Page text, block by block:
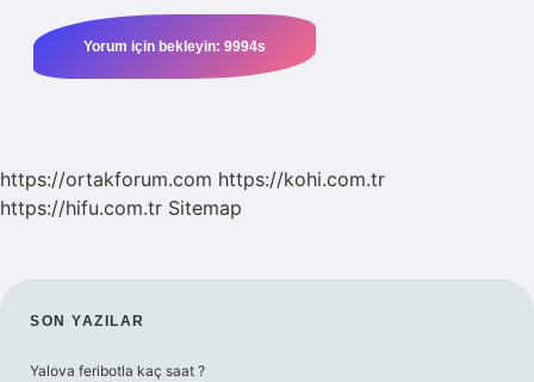
https://ortakforum.com https://kohi.com.tr
https://hifu.com.tr Sitemap
SIDEBAR
SON YAZILAR
Yalova feribotla kaç saat ?